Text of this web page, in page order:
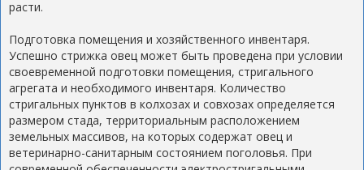
расти.
Подготовка помещения и хозяйственного инвентаря.
Успешно стрижка овец может быть проведена при условии
своевременной подготовки помещения, стригального
агрегата и необходимого инвентаря. Количество
стригальных пунктов в колхозах и совхозах определяется
размером стада, территориальным расположением
земельных массивов, на которых содержат овец и
ветеринарно-санитарным состоянием поголовья. При